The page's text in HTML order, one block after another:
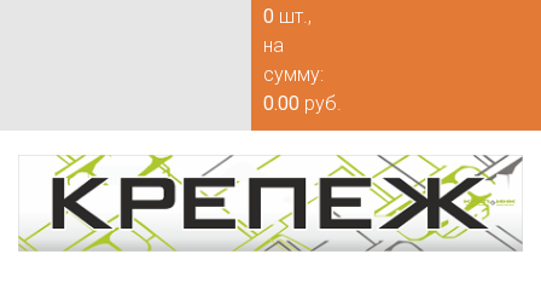
0 шт.,
на
сумму:
0.00 руб.